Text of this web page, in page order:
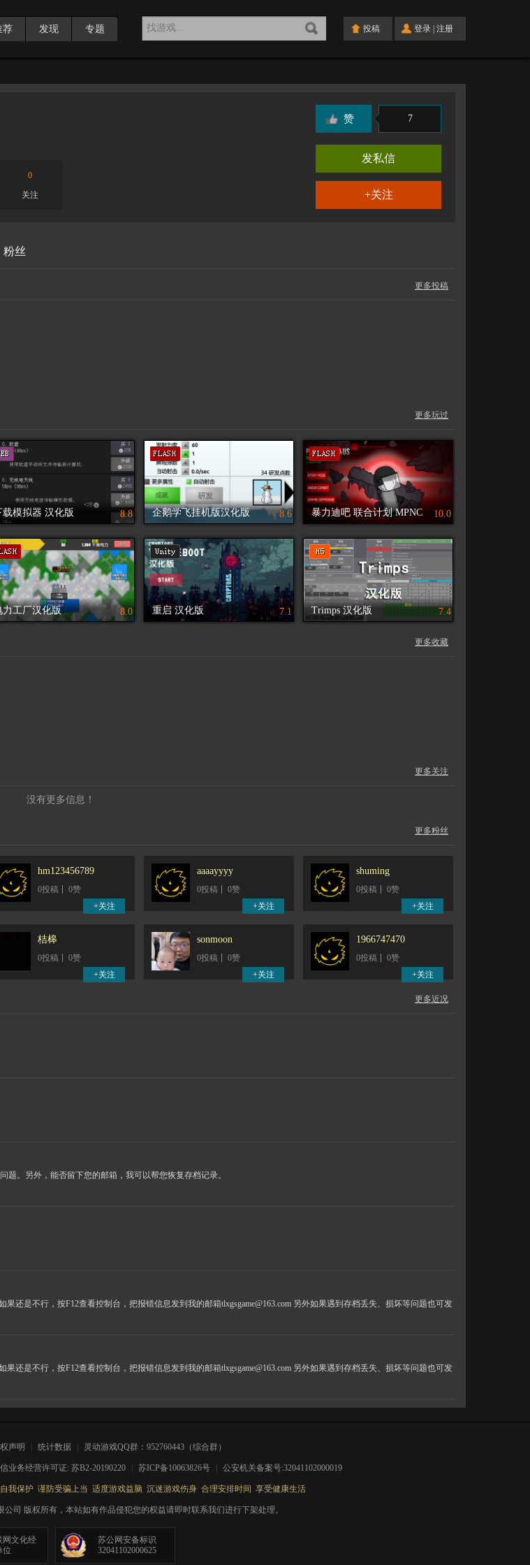
荐 发现 专题 投稿 登录 注册
0
关注
赞 7
发私信
粉丝
更多投稿
更多玩过
载模拟器 汉化版 8.8 企鹅学飞挂机版汉化版 8.6 暴力迪吧 联合计划 MPNC
C.C.C.模组
10.0
力工厂汉化版 8.0 重启 汉化版 7.1 Trimps 汉化版 7.4
更多收藏
更多关注
没有更多信息！
更多粉丝
hm123456789
0投稿 0赞
aaaayyyy
0投稿 0赞
shuming
0投稿 0赞
桔槔
0投稿 0赞
sonmoon
0投稿 0赞
1966747470
0投稿 0赞
更多近况
。另外，能否留下您的邮箱，我可以帮您恢复存档记录。
果还是不行，按F12查看控制台，把报错信息发到我的邮箱tlxgsgame@163.com 另外如果遇到存档丢失、损坏等问题也可发
果还是不行，按F12查看控制台，把报错信息发到我的邮箱tlxgsgame@163.com 另外如果遇到存档丢失、损坏等问题也可发
声明 统计数据 灵动游戏QQ群：952760443（综合群）
业务经营许可证: 苏B2-20190220 苏ICP备10063826号 公安机关备案号:32041102000019
我保护 谨防受骗上当 适度游戏益脑 沉迷游戏伤身 合理安排时间 享受健康生活
公司 版权所有，本站如有作品侵犯您的权益请即时联系我们进行下架处理。
网文化经
位
苏公网安备标识
32041102000625